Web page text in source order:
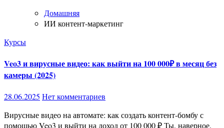
Домашняя
ИИ контент-маркетинг
Курсы
Veo3 и вирусные видео: как выйти на 100 000₽ в месяц без
камеры (2025)
28.06.2025 Нет комментариев
Вирусные видео на автомате: как создать контент-бомбу с
помощью Veo3 и выйти на доход от 100 000 ₽ Ты, наверное,